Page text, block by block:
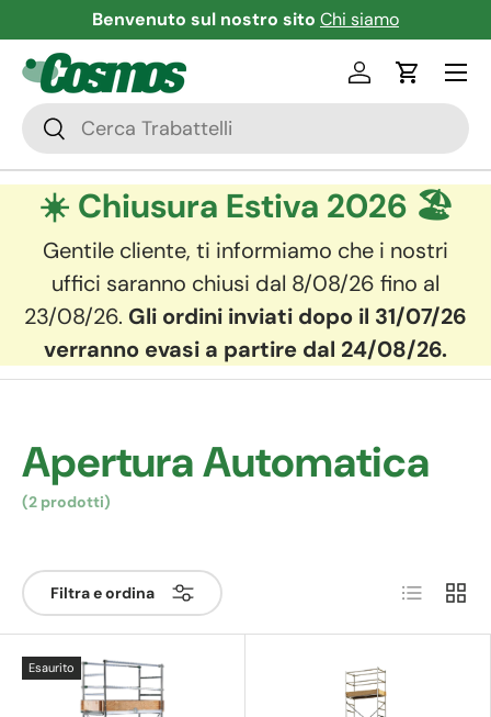
Passa ai contenuti
Benvenuto sul nostro sito Chi siamo
Cerca
Cerca
AccediCarrello
Menu
☀️ Chiusura Estiva 2026 🏖️
Gentile cliente, ti informiamo che i nostri
uffici saranno chiusi dal 8/08/26 fino al
23/08/26. Gli ordini inviati dopo il 31/07/26
verranno evasi a partire dal 24/08/26.
Apertura Automatica
(2 prodotti)
Filtra e ordina Elenco
Esaurito